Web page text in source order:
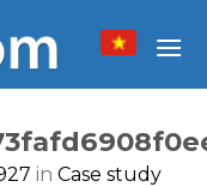
in Case study